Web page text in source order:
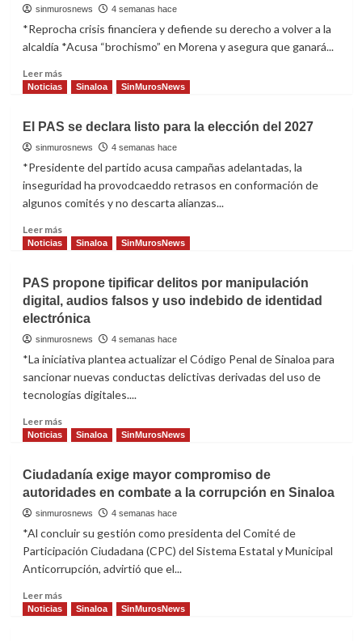
en
la
de
Urbano
sinmurosnews 4 semanas hace
*Reprocha crisis financiera y defiende su derecho a volver a la
alcaldía *Acusa “brochismo” en Morena y asegura que ganará...
Leer másRead
more
Vargas
cuestiona
posible
regreso
Rocha
Noticias Sinaloa SinMurosNews
El PAS se declara listo para la elección del 2027
sinmurosnews 4 semanas hace
*Presidente del partido acusa campañas adelantadas, la
inseguridad ha provodcaeddo retrasos en conformación de
algunos comités y no descarta alianzas...
Leer másRead
more
PAS
se
declara
listo
la
elección
del
Noticias Sinaloa SinMurosNews
PAS propone tipificar delitos por manipulación
digital, audios falsos y uso indebido de identidad
electrónica
sinmurosnews 4 semanas hace
*La iniciativa plantea actualizar el Código Penal de Sinaloa para
sancionar nuevas conductas delictivas derivadas del uso de
tecnologías digitales....
Leer másRead
more
propone
tipificar
delitos
por
manipulación
digital,
audios
y
uso
Noticias Sinaloa SinMurosNews
Ciudadanía exige mayor compromiso de
autoridades en combate a la corrupción en Sinaloa
sinmurosnews 4 semanas hace
*Al concluir su gestión como presidenta del Comité de
Participación Ciudadana (CPC) del Sistema Estatal y Municipal
Anticorrupción, advirtió que el...
Leer másRead
more
Noticias Sinaloa SinMurosNews